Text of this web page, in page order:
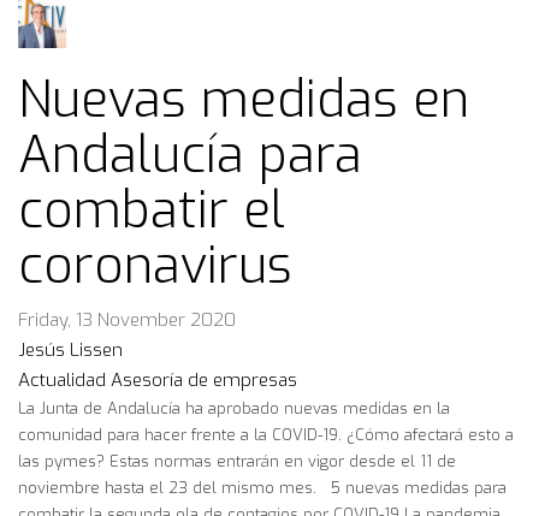
pinterest
Nuevas medidas en
Andalucía para
combatir el
coronavirus
Friday, 13 November 2020
Jesús Lissen
Actualidad Asesoría de empresas
La Junta de Andalucía ha aprobado nuevas medidas en la
comunidad para hacer frente a la COVID-19. ¿Cómo afectará esto a
las pymes? Estas normas entrarán en vigor desde el 11 de
noviembre hasta el 23 del mismo mes. 5 nuevas medidas para